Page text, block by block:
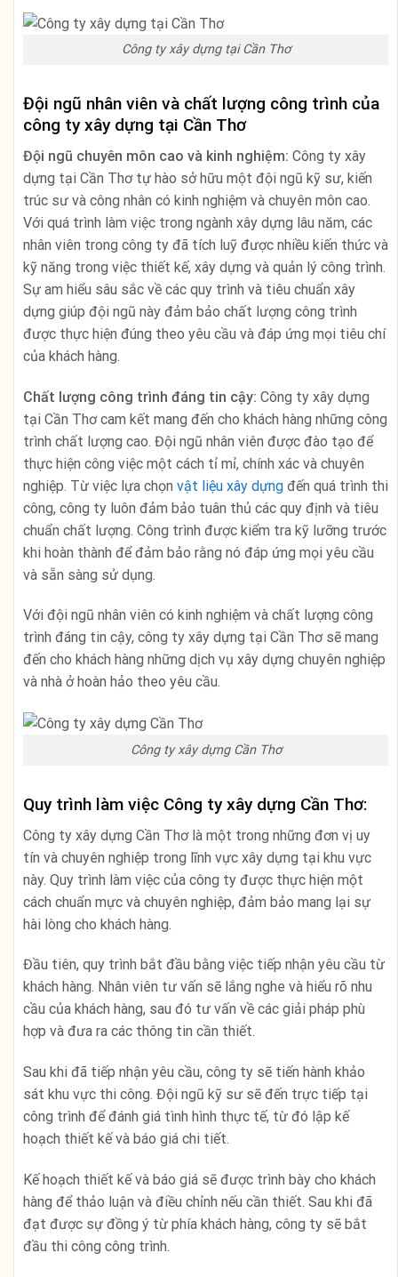
Công ty xây dựng tại Cần Thơ
Đội ngũ nhân viên và chất lượng công trình của
công ty xây dựng tại Cần Thơ
Đội ngũ chuyên môn cao và kinh nghiệm: Công ty xây
dựng tại Cần Thơ tự hào sở hữu một đội ngũ kỹ sư, kiến
trúc sư và công nhân có kinh nghiệm và chuyên môn cao.
Với quá trình làm việc trong ngành xây dựng lâu năm, các
nhân viên trong công ty đã tích luỹ được nhiều kiến thức và
kỹ năng trong việc thiết kế, xây dựng và quản lý công trình.
Sự am hiểu sâu sắc về các quy trình và tiêu chuẩn xây
dựng giúp đội ngũ này đảm bảo chất lượng công trình
được thực hiện đúng theo yêu cầu và đáp ứng mọi tiêu chí
của khách hàng.
Chất lượng công trình đáng tin cậy: Công ty xây dựng
tại Cần Thơ cam kết mang đến cho khách hàng những công
trình chất lượng cao. Đội ngũ nhân viên được đào tạo để
thực hiện công việc một cách tỉ mỉ, chính xác và chuyên
nghiệp. Từ việc lựa chọn vật liệu xây dựng đến quá trình thi
công, công ty luôn đảm bảo tuân thủ các quy định và tiêu
chuẩn chất lượng. Công trình được kiểm tra kỹ lưỡng trước
khi hoàn thành để đảm bảo rằng nó đáp ứng mọi yêu cầu
và sẵn sàng sử dụng.
Với đội ngũ nhân viên có kinh nghiệm và chất lượng công
trình đáng tin cậy, công ty xây dựng tại Cần Thơ sẽ mang
đến cho khách hàng những dịch vụ xây dựng chuyên nghiệp
và nhà ở hoàn hảo theo yêu cầu.
Công ty xây dựng Cần Thơ
Quy trình làm việc Công ty xây dựng Cần Thơ:
Công ty xây dựng Cần Thơ là một trong những đơn vị uy
tín và chuyên nghiệp trong lĩnh vực xây dựng tại khu vực
này. Quy trình làm việc của công ty được thực hiện một
cách chuẩn mực và chuyên nghiệp, đảm bảo mang lại sự
hài lòng cho khách hàng.
Đầu tiên, quy trình bắt đầu bằng việc tiếp nhận yêu cầu từ
khách hàng. Nhân viên tư vấn sẽ lắng nghe và hiểu rõ nhu
cầu của khách hàng, sau đó tư vấn về các giải pháp phù
hợp và đưa ra các thông tin cần thiết.
Sau khi đã tiếp nhận yêu cầu, công ty sẽ tiến hành khảo
sát khu vực thi công. Đội ngũ kỹ sư sẽ đến trực tiếp tại
công trình để đánh giá tình hình thực tế, từ đó lập kế
hoạch thiết kế và báo giá chi tiết.
Kế hoạch thiết kế và báo giá sẽ được trình bày cho khách
hàng để thảo luận và điều chỉnh nếu cần thiết. Sau khi đã
đạt được sự đồng ý từ phía khách hàng, công ty sẽ bắt
đầu thi công công trình.